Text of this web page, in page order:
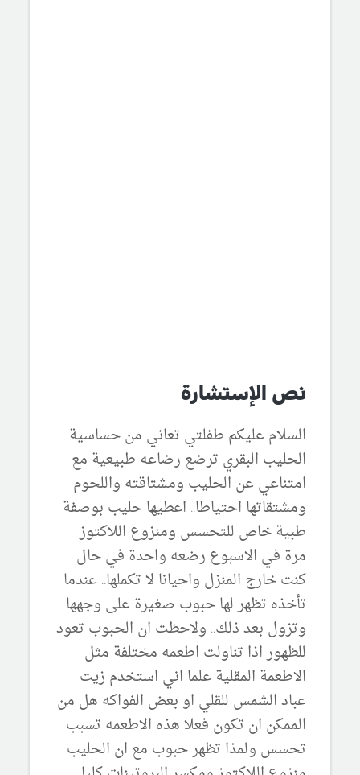
نص الإستشارة
السلام عليكم طفلتي تعاني من حساسية
الحليب البقري ترضع رضاعه طبيعية مع
امتناعي عن الحليب ومشتاقته واللحوم
ومشتقاتها احتياطا.. اعطيها حليب بوصفة
طبية خاص للتحسس ومنزوع اللاكتوز
مرة في الاسبوع رضعه واحدة في حال
كنت خارج المنزل واحيانا لا تكملها.. عندما
تأخذه تظهر لها حبوب صغيرة على وجهها
وتزول بعد ذلك.. ولاحظت ان الحبوب تعود
للظهور اذا تناولت اطعمه مختلفة مثل
الاطعمة المقلية علما اني استخدم زيت
عباد الشمس للقلي او بعض الفواكه هل من
الممكن ان تكون فعلا هذه الاطعمه تسبب
تحسس ولمذا تظهر حبوب مع ان الحليب